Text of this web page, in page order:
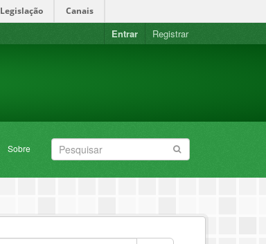
Legislação Canais
Entrar Registrar
Sobre